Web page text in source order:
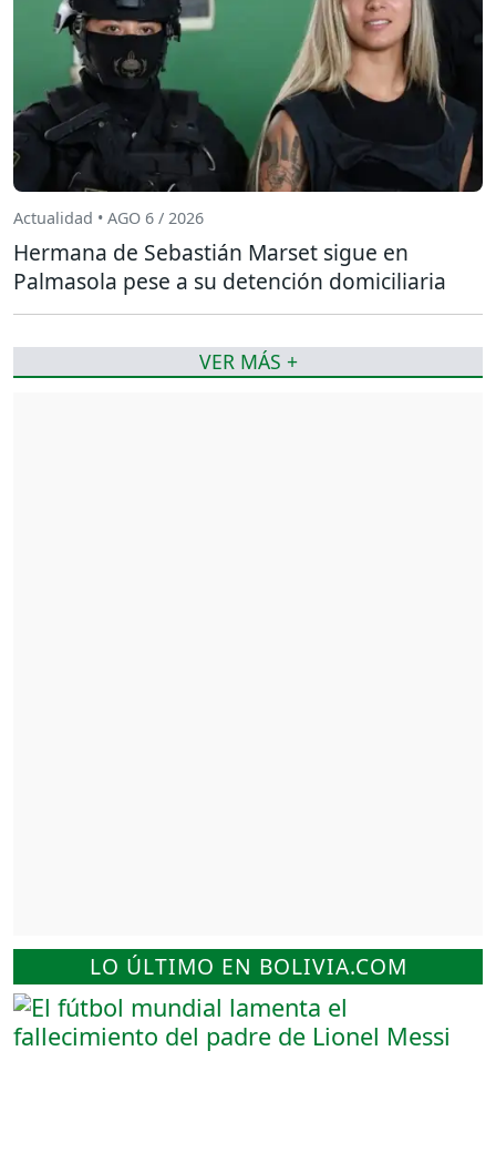
LO ÚLTIMO EN BOLIVIA.COM
Actualidad • AGO 6 / 2026
Hermana de Sebastián Marset sigue en
Palmasola pese a su detención domiciliaria
VER MÁS +